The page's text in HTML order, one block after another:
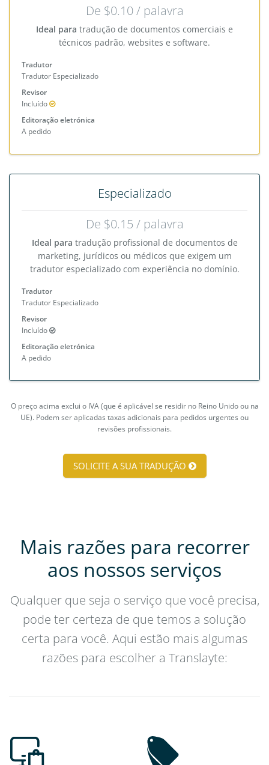
De $0.10 / palavra
Ideal para tradução de documentos comerciais e
técnicos padrão, websites e software.
Tradutor
Tradutor Especializado
Revisor
Incluído
Editoração eletrónica
A pedido
Especializado
De $0.15 / palavra
Ideal para tradução profissional de documentos de
marketing, jurídicos ou médicos que exigem um
tradutor especializado com experiência no domínio.
Tradutor
Tradutor Especializado
Revisor
Incluído
Editoração eletrónica
A pedido
O preço acima exclui o IVA (que é aplicável se residir no Reino Unido ou na
UE). Podem ser aplicadas taxas adicionais para pedidos urgentes ou
revisões profissionais.
SOLICITE A SUA TRADUÇÃO
Mais razões para recorrer
aos nossos serviços
Qualquer que seja o serviço que você precisa,
pode ter certeza de que temos a solução
certa para você. Aqui estão mais algumas
razões para escolher a Translayte: